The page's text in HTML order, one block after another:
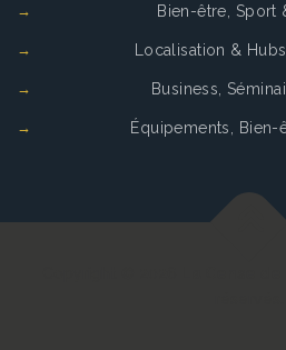
Bien-être, Sport
Localisation &
Business,
Équipements, Bien-